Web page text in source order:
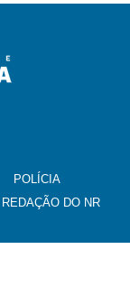
POLÍCIA
REDAÇÃO DO NR